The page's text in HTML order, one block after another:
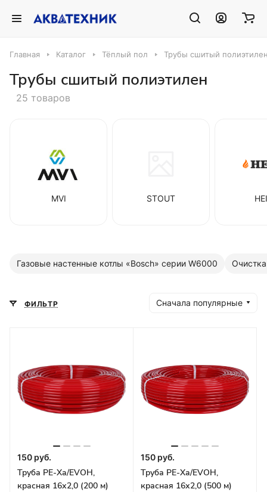
Главная Каталог Тёплый пол Трубы сшитый
Трубы сшитый полиэтилен
25 товаров
MVI STOUT
Газовые настенные котлы «Bosch» серии W6000
ФИЛЬТР Сначала популярные
150 руб.
Труба PE-Xa/EVOH,
красная 16х2,0 (200 м)
150 руб.
Труба PE-Xa/EVOH,
красная 16х2,0 (500 м)